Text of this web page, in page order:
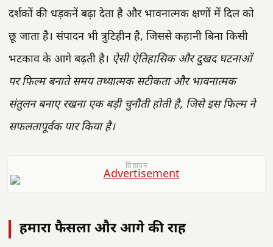
दर्शकों की धड़कनें बढ़ा देता है और भावनात्मक क्षणों में दिल को
छू जाता है। संपादन भी त्रुटिहीन है, जिससे कहानी बिना किसी
भटकाव के आगे बढ़ती है। ऐसी ऐतिहासिक और दुखद घटनाओं
पर फिल्म बनाते समय तथ्यात्मक सटीकता और भावनात्मक
संतुलन बनाए रखना एक बड़ी चुनौती होती है, जिसे इस फिल्म ने
सफलतापूर्वक पार किया है।
विज्ञापन
हमारा फैसला और आगे की राह